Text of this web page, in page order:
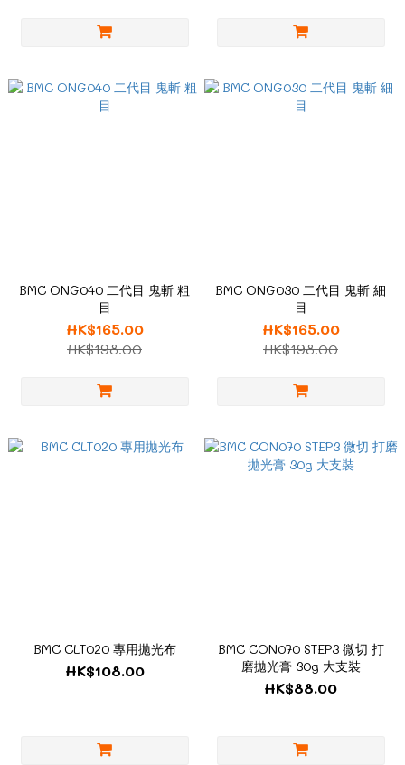
BMC ONG040 二代目 鬼斬 粗
目
HK$165.00
HK$198.00
BMC ONG030 二代目 鬼斬 細
目
HK$165.00
HK$198.00
BMC CLT020 專用拋光布
HK$108.00
BMC CON070 STEP3 微切 打
磨拋光膏 30g 大支裝
HK$88.00